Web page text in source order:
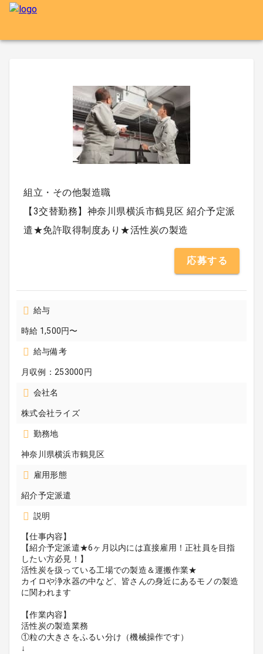
組立・その他製造職
【3交替勤務】神奈川県横浜市鶴見区 紹介予定派
遣★免許取得制度あり★活性炭の製造
応募する
給与
時給 1,500円〜
給与備考
月収例：253000円
会社名
株式会社ライズ
勤務地
神奈川県横浜市鶴見区
雇用形態
紹介予定派遣
説明
【仕事内容】
【紹介予定派遣★6ヶ月以内には直接雇用！正社員を目指
したい方必見！】
活性炭を扱っている工場での製造＆運搬作業★
カイロや浄水器の中など、皆さんの身近にあるモノの製造
に関われます
【作業内容】
活性炭の製造業務
①粒の大きさをふるい分け（機械操作です）
↓